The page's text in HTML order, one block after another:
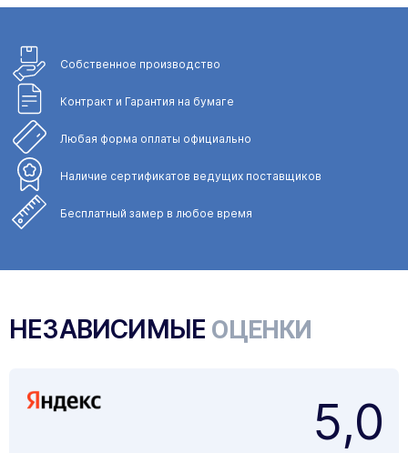
Собственное производство
Контракт и Гарантия на бумаге
Любая форма оплаты официально
Наличие сертификатов ведущих поставщиков
Бесплатный замер в любое время
НЕЗАВИСИМЫЕ ОЦЕНКИ
5,0